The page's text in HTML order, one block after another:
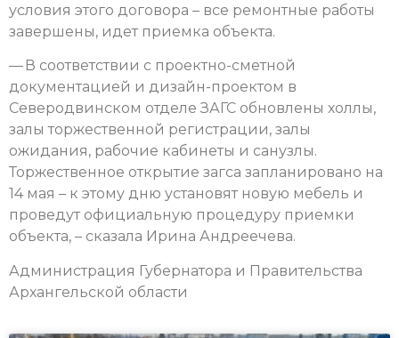
условия этого договора – все ремонтные работы
завершены, идет приемка объекта.
— В соответствии с проектно-сметной
документацией и дизайн-проектом в
Северодвинском отделе ЗАГС обновлены холлы,
залы торжественной регистрации, залы
ожидания, рабочие кабинеты и санузлы.
Торжественное открытие загса запланировано на
14 мая – к этому дню установят новую мебель и
проведут официальную процедуру приемки
объекта, – сказала Ирина Андреечева.
Администрация Губернатора и Правительства
Архангельской области